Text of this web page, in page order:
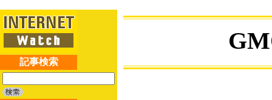
記事検索